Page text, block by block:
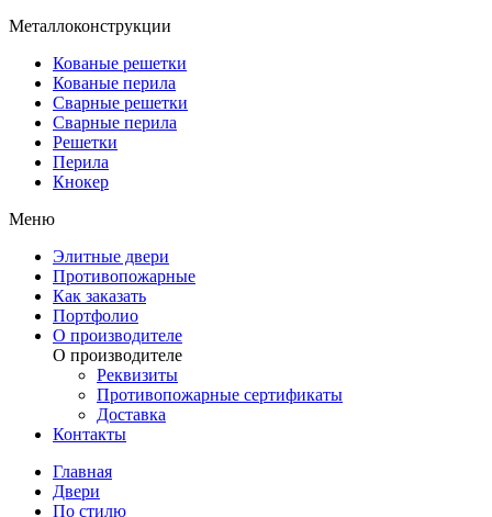
Металлоконструкции
Кованые решетки
Кованые перила
Сварные решетки
Сварные перила
Решетки
Перила
Кнокер
Меню
Элитные двери
Противопожарные
Как заказать
Портфолио
О производителе
О производителе
Реквизиты
Противопожарные сертификаты
Доставка
Контакты
Главная
Двери
По стилю